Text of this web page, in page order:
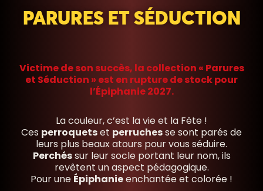
PARURES ET SÉDUCTION
Victime de son succès, la collection « Parures
et Séduction » est en rupture de stock pour
l’Épiphanie 2027.
La couleur, c’est la vie et la Fête !
Ces perroquetset perruchesse sont parés de
leurs plus beaux atours pour vous séduire.
Perchéssur leur socle portant leur nom, ils
revêtent un aspect pédagogique.
Pour une Épiphanieenchantée et colorée !